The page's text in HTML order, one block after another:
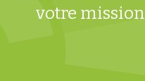
votre mission